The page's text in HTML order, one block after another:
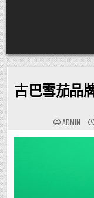
古巴雪茄品
ADMIN